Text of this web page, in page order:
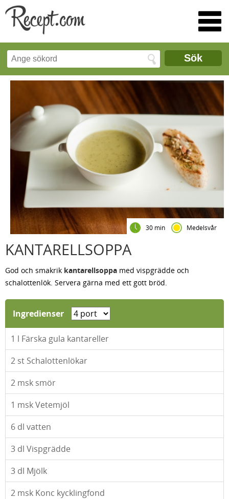
Sök
30 min Medelsvår
KANTARELLSOPPA
God och smakrik kantarellsoppa med vispgrädde och
schalottenlök. Servera gärna med ett gott bröd.
Ingredienser
1 l Färska gula kantareller
2 st Schalottenlökar
2 msk smör
1 msk Vetemjöl
6 dl vatten
3 dl Vispgrädde
3 dl Mjölk
2 msk Konc kycklingfond